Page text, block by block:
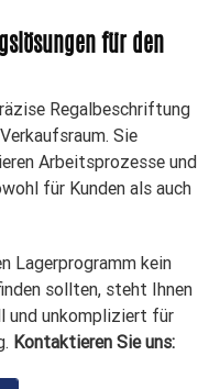
für den
Regalbeschriftung
Sie
Arbeitsprozesse und
für Kunden als auch
Lagerprogramm kein
sollten, steht Ihnen
und unkompliziert für
Kontaktieren Sie uns: